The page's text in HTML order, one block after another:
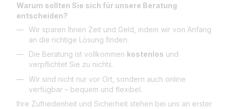
Warum sollten Sie sich für unsere Beratung
entscheiden?
Wir sparen Ihnen Zeit und Geld, indem wir von Anfang
an die richtige Lösung finden.
Die Beratung ist vollkommen kostenlos und
verpflichtet Sie zu nichts.
Wir sind nicht nur vor Ort, sondern auch online
verfügbar – bequem und flexibel.
Ihre Zufriedenheit und Sicherheit stehen bei uns an erster